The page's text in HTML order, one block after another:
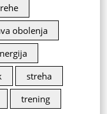
obolenja
streha
trening